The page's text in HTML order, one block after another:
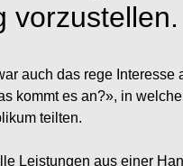
vorzustellen.
auch das rege
kommt es an?», in
teilten.
Leistungen aus einer